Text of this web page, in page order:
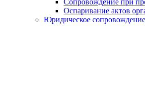
Сопровождение при
Оспаривание актов
Юридическое сопровождение